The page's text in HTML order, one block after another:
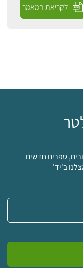
לקריאת המאמר
ספרים חדשים
ב'יד'